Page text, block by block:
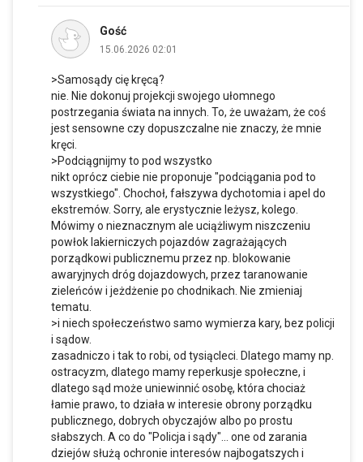
Gość
15.06.2026 02:01
>Samosądy cię kręcą?
nie. Nie dokonuj projekcji swojego ułomnego
postrzegania świata na innych. To, że uważam, że coś
jest sensowne czy dopuszczalne nie znaczy, że mnie
kręci.
>Podciągnijmy to pod wszystko
nikt oprócz ciebie nie proponuje "podciągania pod to
wszystkiego". Chochoł, fałszywa dychotomia i apel do
ekstremów. Sorry, ale erystycznie leżysz, kolego.
Mówimy o nieznacznym ale uciążliwym niszczeniu
powłok lakierniczych pojazdów zagrażających
porządkowi publicznemu przez np. blokowanie
awaryjnych dróg dojazdowych, przez taranowanie
zieleńców i jeżdżenie po chodnikach. Nie zmieniaj
tematu.
>i niech społeczeństwo samo wymierza kary, bez policji
i sądow.
zasadniczo i tak to robi, od tysiącleci. Dlatego mamy np.
ostracyzm, dlatego mamy reperkusje społeczne, i
dlatego sąd może uniewinnić osobę, która chociaż
łamie prawo, to działa w interesie obrony porządku
publicznego, dobrych obyczajów albo po prostu
słabszych. A co do "Policja i sądy"... one od zarania
dziejów służą ochronie interesów najbogatszych i